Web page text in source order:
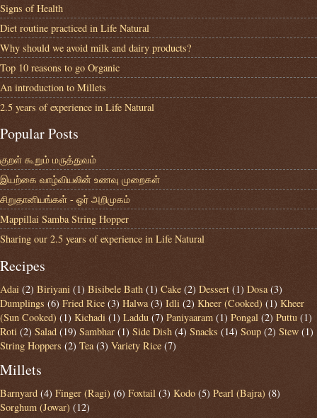
Signs of Health
Diet routine practiced in Life Natural
Why should we avoid milk and dairy products?
Top 10 reasons to go Organic
An introduction to Millets
2.5 years of experience in Life Natural
Popular Posts
குறள் கூறும் மருத்துவம்
இயற்கை வாழ்வியலின் உணவு முறைகள்
சிறுதானியங்கள் - ஓர் அறிமுகம்
Mappillai Samba String Hopper
Sharing our 2.5 years of experience in Life Natural
Recipes
Adai (2) Biriyani (1) Bisibele Bath (1) Cake (2) Dessert (1) Dosa (3)
Dumplings (6) Fried Rice (3) Halwa (3) Idli (2) Kheer (Cooked) (1) Kheer
(Sun Cooked) (1) Kichadi (1) Laddu (7) Paniyaaram (1) Pongal (2) Puttu (1)
Roti (2) Salad (19) Sambhar (1) Side Dish (4) Snacks (14) Soup (2) Stew (1)
String Hoppers (2) Tea (3) Variety Rice (7)
Millets
Barnyard (4) Finger (Ragi) (6) Foxtail (3) Kodo (5) Pearl (Bajra) (8)
Sorghum (Jowar) (12)